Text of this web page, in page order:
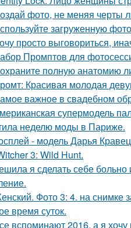
фото, не меняя черты
загруженную
просто выговориться,
Промптов для
полную анатомию
Красивая молодая
важное в свадебном
супермодель
неделю моды в Париже.
- модель Дарья
3: Wild Hunt.
я сделать себе больно
Фото 3: 4. на снимке
время суток.
вспоминают 2016, а я хочу